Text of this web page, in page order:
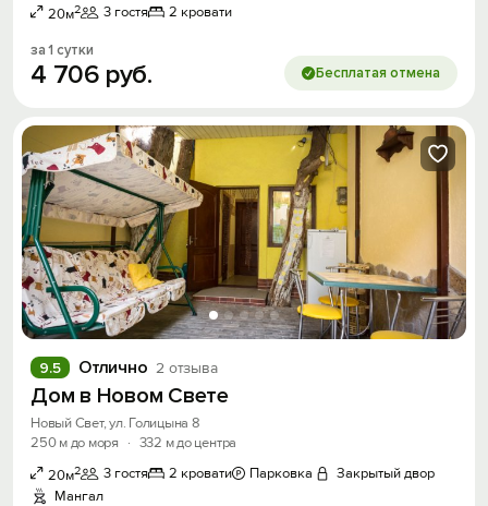
20м2 3 гостя 2 кровати
за 1 сутки
4 706 руб. Бесплатая отмена
Отлично 2 отзыва
9.5
Дом в Новом Свете
Новый Свет, ул. Голицына 8
250 м до моря
· 332 м до центра
20м2 3 гостя 2 кровати Парковка
Закрытый двор
Мангал